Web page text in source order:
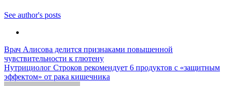
See author's posts
Навигация
по
записям
Врач Алисова делится признаками повышенной
чувствительности к глютену
Нутрициолог Строков рекомендует 6 продуктов с «защитным
эффектом» от рака кишечника